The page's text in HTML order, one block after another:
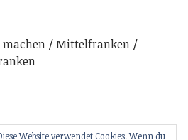
machen
Mittelfranken
Website verwendet Cookies. Wenn du